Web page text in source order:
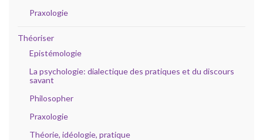
Praxologie
Théoriser
Epistémologie
La psychologie: dialectique des pratiques et du discours
savant
Philosopher
Praxologie
Théorie, idéologie, pratique